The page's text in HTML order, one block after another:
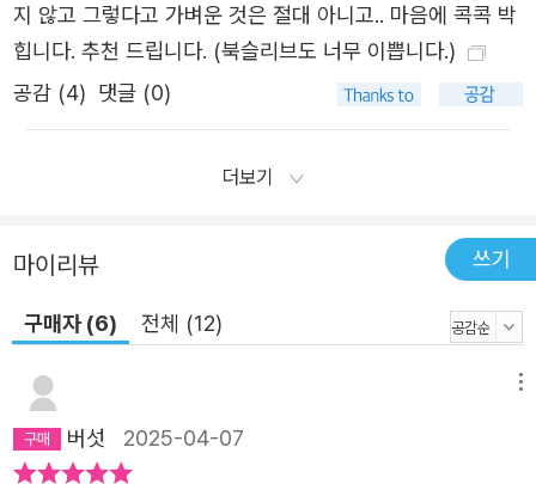
지 않고 그렇다고 가벼운 것은 절대 아니고.. 마음에 콕콕 박
힙니다. 추천 드립니다. (북슬리브도 너무 이쁩니다.)
공감 (4) 댓글 (0)
더보기
마이리뷰 쓰기
구매자 (6) 전체 (12)
버섯 2025-04-07